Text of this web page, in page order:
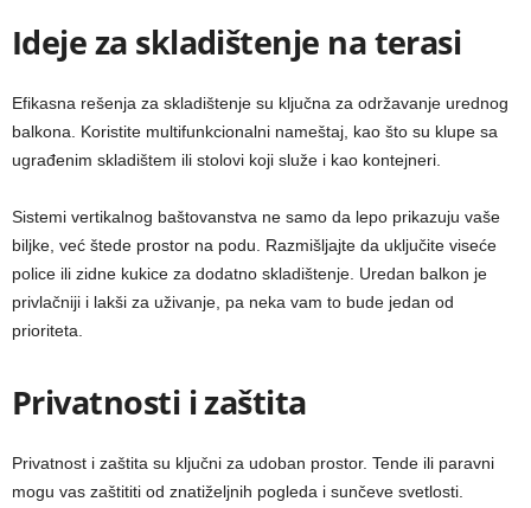
Ideje za skladištenje na terasi
Efikasna rešenja za skladištenje su ključna za održavanje urednog
balkona. Koristite multifunkcionalni nameštaj, kao što su klupe sa
ugrađenim skladištem ili stolovi koji služe i kao kontejneri.
Sistemi vertikalnog baštovanstva ne samo da lepo prikazuju vaše
biljke, već štede prostor na podu. Razmišljajte da uključite viseće
police ili zidne kukice za dodatno skladištenje. Uredan balkon je
privlačniji i lakši za uživanje, pa neka vam to bude jedan od
prioriteta.
Privatnosti i zaštita
Privatnost i zaštita su ključni za udoban prostor. Tende ili paravni
mogu vas zaštititi od znatiželjnih pogleda i sunčeve svetlosti.